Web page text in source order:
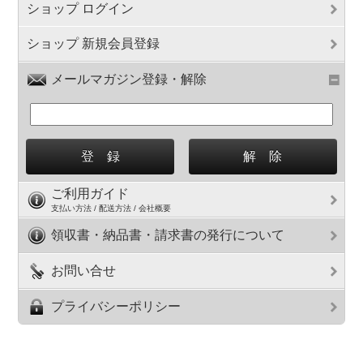
ショップ ログイン
ショップ 新規会員登録
メールマガジン登録・解除
ご利用ガイド
支払い方法 / 配送方法 / 会社概要
領収書・納品書・請求書の発行について
お問い合せ
プライバシーポリシー